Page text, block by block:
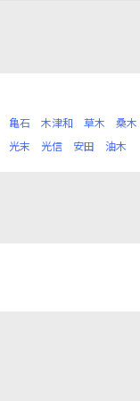
亀石 木津和 草木 桑木
光末 光信 安田 油木